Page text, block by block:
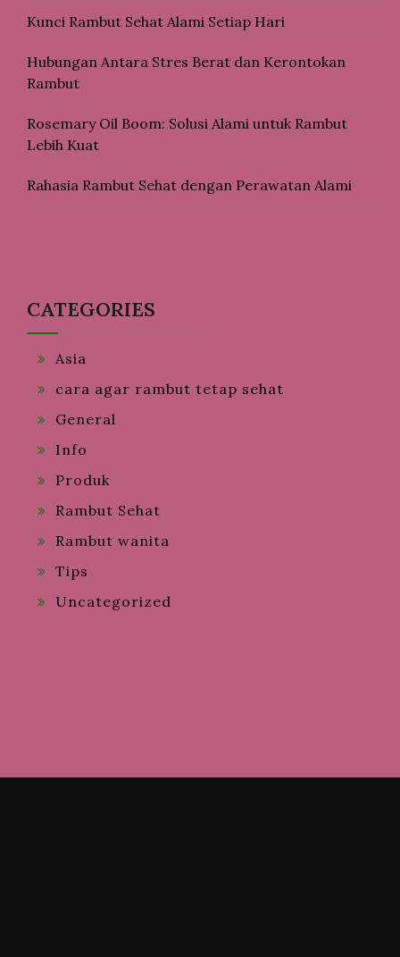
Kunci Rambut Sehat Alami Setiap Hari
Hubungan Antara Stres Berat dan Kerontokan
Rambut
Rosemary Oil Boom: Solusi Alami untuk Rambut
Lebih Kuat
Rahasia Rambut Sehat dengan Perawatan Alami
CATEGORIES
Asia
cara agar rambut tetap sehat
General
Info
Produk
Rambut Sehat
Rambut wanita
Tips
Uncategorized